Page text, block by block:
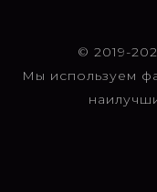
© 2019-
Мы используем